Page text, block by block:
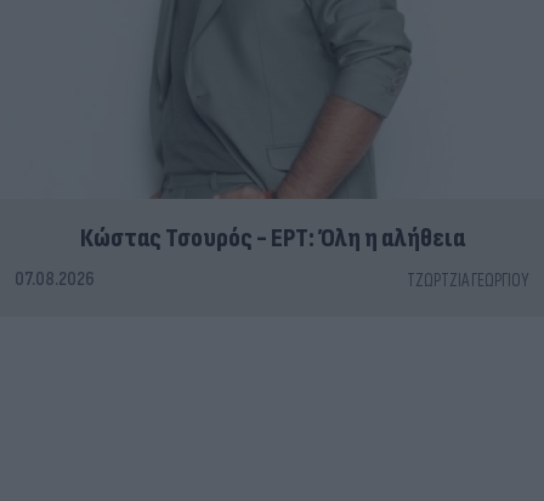
Κώστας Τσουρός - ΕΡΤ: Όλη η αλήθεια
07.08.2026 ΤΖΏΡΤΖΙΑ ΓΕΩΡΓΊΟΥ